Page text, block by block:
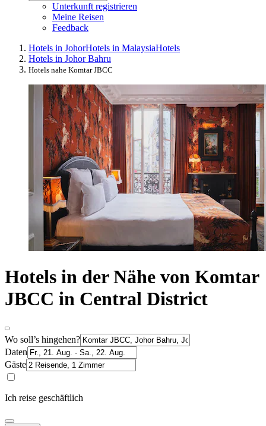
Unterkunft registrieren
Meine Reisen
Feedback
Hotels in JohorHotels in MalaysiaHotels
Hotels in Johor Bahru
Hotels nahe Komtar JBCC
Hotels in der Nähe von Komtar
JBCC in Central District
Wo soll’s hingehen?
Daten
Gäste
Ich reise geschäftlich